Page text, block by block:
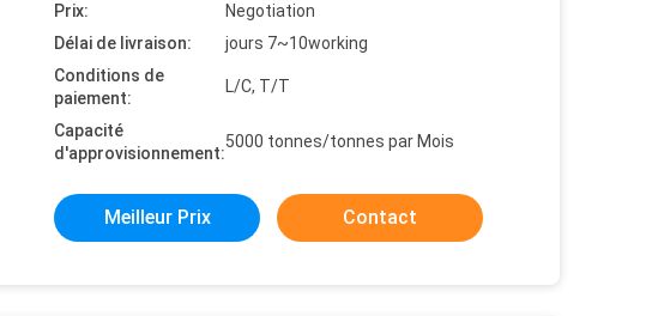
Prix:
Negotiation
Délai de livraison:
jours 7~10working
Conditions de
paiement:
L/C, T/T
Capacité
d'approvisionnement:
5000 tonnes/tonnes par Mois
Meilleur Prix Contact